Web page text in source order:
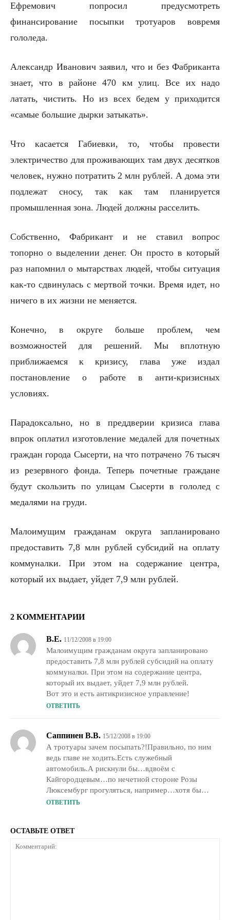
Ефремович попросил предусмотреть
финансирование посыпки тротуаров вовремя
гололеда.
Александр Иванович заявил, что и без Фабриканта
знает, что в районе 470 км улиц. Все их надо
латать, чистить. Но из всех бедем у приходится
«самые большие дырки затыкать».
Что касается Габиевки, то, чтобы провести
электричество для проживающих там двух десятков
человек, нужно потратить 2 млн рублей. А дома эти
подлежат сносу, так как там планируется
промышленная зона. Людей должны расселить.
Собственно, Фабрикант и не ставил вопрос
топорно о выделении денег. Он просто в который
раз напомнил о мытарствах людей, чтобы ситуация
как-то сдвинулась с мертвой точки. Время идет, но
ничего в их жизни не меняется.
Конечно, в округе больше проблем, чем
возможностей для решений. Мы вплотную
приближаемся к кризису, глава уже издал
постановление о работе в анти-кризисных
условиях.
Парадоксально, но в преддверии кризиса глава
впрок оплатил изготовление медалей для почетных
граждан города Сысерти, на что потрачено 76 тысяч
из резервного фонда. Теперь почетные граждане
будут скользить по улицам Сысерти в гололед с
медалями на груди.
Малоимущим гражданам округа запланировано
предоставить 7,8 млн рублей субсидий на оплату
коммуналки. При этом на содержание центра,
который их выдает, уйдет 7,9 млн рублей.
2 КОММЕНТАРИИ
В.Е. 11/12/2008 в 19:00
Малоимущим гражданам округа запланировано
предоставить 7,8 млн рублей субсидий на оплату
коммуналки. При этом на содержание центра,
который их выдает, уйдет 7,9 млн рублей.
Вот это и есть антикризисное управление!
ОТВЕТИТЬ
Саппинен В.В. 15/12/2008 в 19:00
А тротуары зачем посыпать?!Правильно, по ним
ведь главе не ходить.Есть служебный
автомобиль.А рискнули бы…вдвоём с
Кайгородцевым…по нечетной стороне Розы
Люксембург прогуляться, например…хотя бы…
ОТВЕТИТЬ
ОСТАВЬТЕ ОТВЕТ